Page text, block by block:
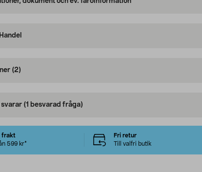
(2)
svarar (1 besvarad fråga)
frakt
599 kr*
Fri retur
Till valfri butik